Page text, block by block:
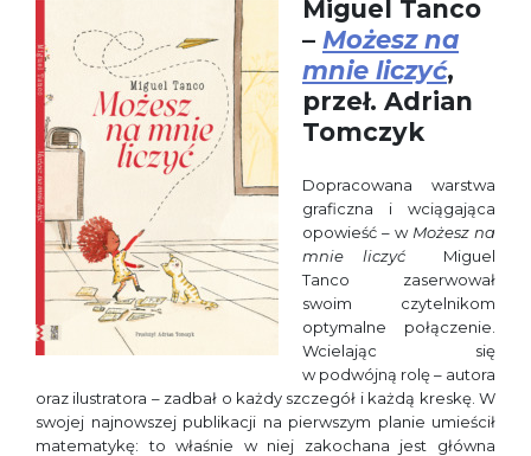
Miguel Tanco
– Możesz na
mnie liczyć,
przeł. Adrian
Tomczyk
Dopracowana warstwa
graficzna i wciągająca
opowieść – w Możesz na
mnie liczyć Miguel
Tanco zaserwował
swoim czytelnikom
optymalne połączenie.
Wcielając się
w podwójną rolę – autora
oraz ilustratora – zadbał o każdy szczegół i każdą kreskę. W
swojej najnowszej publikacji na pierwszym planie umieścił
matematykę: to właśnie w niej zakochana jest główna